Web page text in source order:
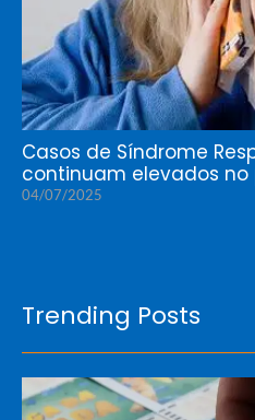
Casos de Síndrome
continuam elevados no
04/07/2025
Trending Posts